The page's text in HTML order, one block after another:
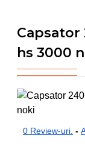
Capsator
hs 3000
0 Review-uri. -